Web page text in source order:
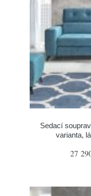
Sedací
varianta,
27